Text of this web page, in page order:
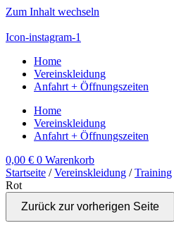
Zum Inhalt wechseln
Icon-instagram-1
Home
Vereinskleidung
Anfahrt + Öffnungszeiten
Home
Vereinskleidung
Anfahrt + Öffnungszeiten
0,00 € 0 Warenkorb
Startseite /Vereinskleidung /Training
Rot
Zurück zur vorherigen Seite